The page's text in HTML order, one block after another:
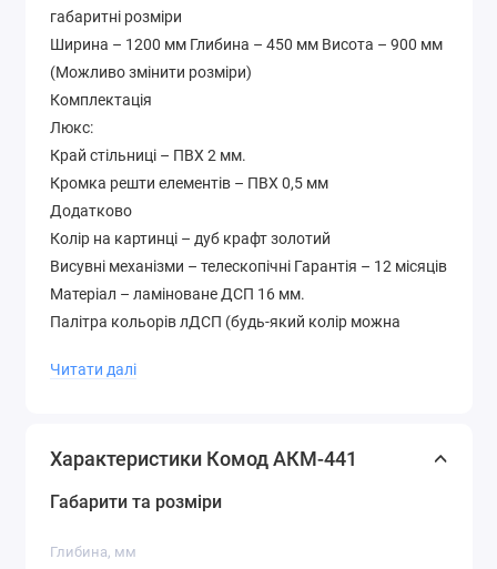
габаритні розміри
Ширина – 1200 мм Глибина – 450 мм Висота – 900 мм
(Можливо змінити розміри)
Комплектація
Люкс:
Край стільниці – ПВХ 2 мм.
Кромка решти елементів – ПВХ 0,5 мм
Додатково
Колір на картинці – дуб крафт золотий
Висувні механізми – телескопічні Гарантія – 12 місяців
Матеріал – ламіноване ДСП 16 мм.
Палітра кольорів лДСП (будь-який колір можна
Читати далі
Характеристики Комод АКМ-441
Габарити та розміри
Глибина, мм